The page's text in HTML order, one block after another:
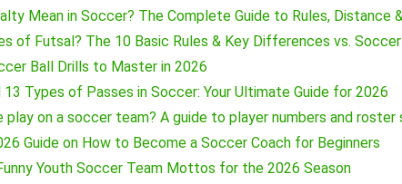
Mean in Soccer? The Complete Guide to Rules, Distance
of Futsal? The 10 Basic Rules & Key Differences vs.
Ball Drills to Master in 2026
13 Types of Passes in Soccer: Your Ultimate Guide for 2026
play on a soccer team? A guide to player numbers and roster
Guide on How to Become a Soccer Coach for Beginners
Youth Soccer Team Mottos for the 2026 Season